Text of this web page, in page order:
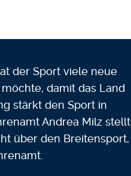
der Sport viele neue
damit das Land
stärkt den Sport in
Andrea Milz stellt
über den Breitensport,